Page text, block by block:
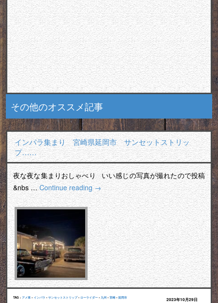
その他のオススメ記事
インパラ集まり 宮崎県延岡市 サンセットストリッ
プ……
夜な夜な集まりおしゃべり いい感じの写真が撮れたので投稿
&nbs …Continue reading→
TAG : アメ車 • インパラ • サンセットストリップ• ローライダー • 九州 • 宮崎 • 延岡市 2023年10月29日